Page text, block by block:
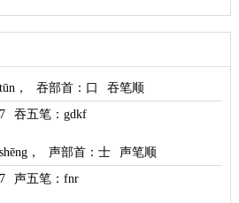
tūn ， 吞部首 ：口
吞笔顺
7 吞五笔：gdkf
shēng ， 声部首 ：士
声笔顺
7 声五笔：fnr